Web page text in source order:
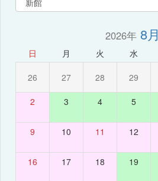
2026年8月
日 月 火 水
26 27 28 29
2 3 4 5
9 10 11 12
16 17 18 19